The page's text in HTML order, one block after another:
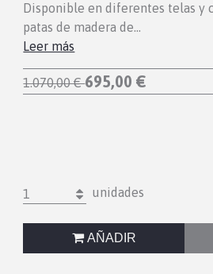
Disponible en diferentes telas y
patas de madera de…
Leer más
1.070,00 €695,00 €
1 unidades
AÑADIR